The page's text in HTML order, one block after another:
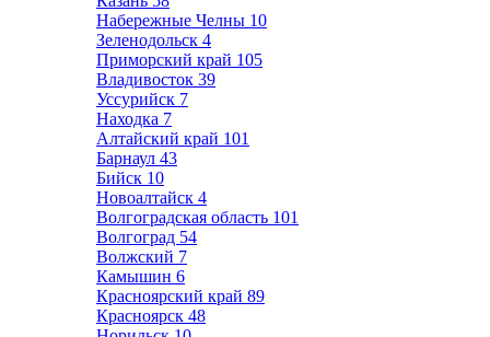
Набережные Челны 10
Зеленодольск 4
Приморский край 105
Владивосток 39
Уссурийск 7
Находка 7
Алтайский край 101
Барнаул 43
Бийск 10
Новоалтайск 4
Волгоградская область 101
Волгоград 54
Волжский 7
Камышин 6
Красноярский край 89
Красноярск 48